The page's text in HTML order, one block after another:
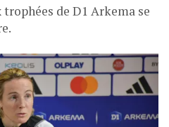
de D1 Arkema se